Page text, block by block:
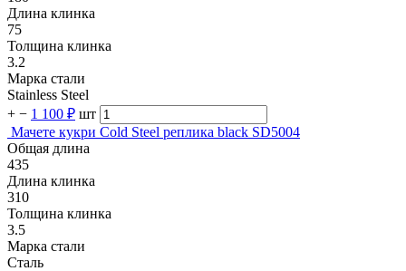
Длина клинка
75
Толщина клинка
3.2
Марка стали
Stainless Steel
+ − 1 100 ₽ шт
Мачете кукри Cold Steel реплика black SD5004
Общая длина
435
Длина клинка
310
Толщина клинка
3.5
Марка стали
Сталь